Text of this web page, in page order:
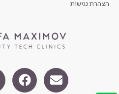
הצהרת נגישות